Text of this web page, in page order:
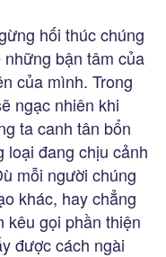
hối thúc chúng
bận tâm của
của mình. Trong
ngạc nhiên khi
ta canh tân bổn
loại đang chịu cảnh
mỗi người chúng
khác, hay chẳng
kêu gọi phần thiện
được cách ngài